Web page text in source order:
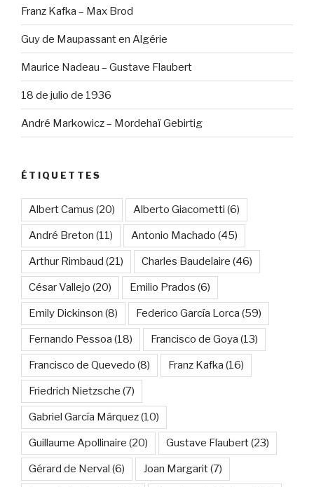
Franz Kafka – Max Brod
Guy de Maupassant en Algérie
Maurice Nadeau – Gustave Flaubert
18 de julio de 1936
André Markowicz – Mordehaï Gebirtig
ÉTIQUETTES
Albert Camus (20) Alberto Giacometti (6)
André Breton (11) Antonio Machado (45)
Arthur Rimbaud (21) Charles Baudelaire (46)
César Vallejo (20) Emilio Prados (6)
Emily Dickinson (8) Federico García Lorca (59)
Fernando Pessoa (18) Francisco de Goya (13)
Francisco de Quevedo (8) Franz Kafka (16)
Friedrich Nietzsche (7)
Gabriel García Márquez(10)
Guillaume Apollinaire (20) Gustave Flaubert(23)
Gérard de Nerval (6) Joan Margarit(7)